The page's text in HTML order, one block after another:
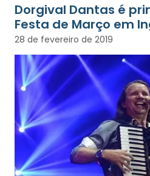
Dorgival Dantas é
Festa de Março em
28 de fevereiro de 2019